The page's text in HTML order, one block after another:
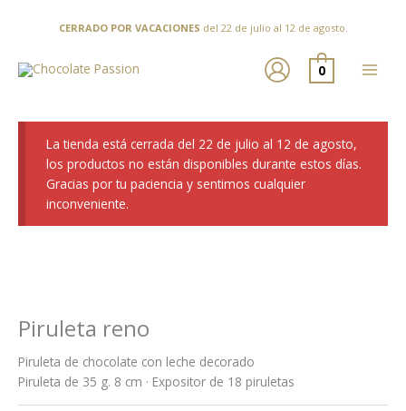
CERRADO POR VACACIONES del 22 de julio al 12 de agosto.
0
La tienda está cerrada del 22 de julio al 12 de agosto,
los productos no están disponibles durante estos días.
Gracias por tu paciencia y sentimos cualquier
inconveniente.
Piruleta reno
Piruleta de chocolate con leche decorado
Piruleta de 35 g. 8 cm · Expositor de 18 piruletas